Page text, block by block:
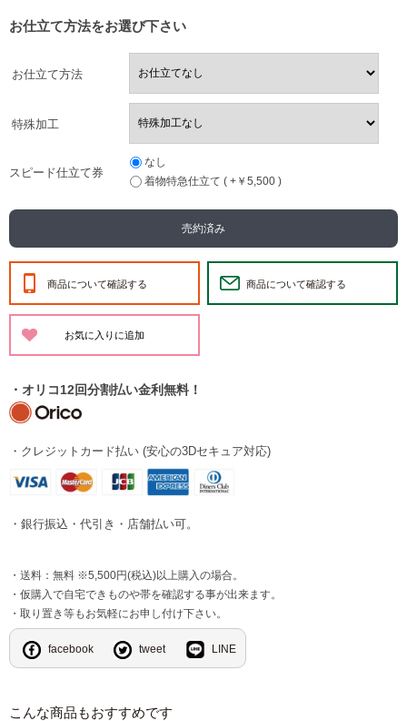
お仕立て方法をお選び下さい
お仕立て方法
特殊加工
スピード仕立て券
なし
着物特急仕立て ( +￥5,500 )
売約済み
商品について確認する 商品について確認する
・オリコ12回分割払い金利無料！
・クレジットカード払い (安心の3Dセキュア対応)
・銀行振込・代引き・店舗払い可。
・送料：無料 ※5,500円(税込)以上購入の場合。
・仮購入で自宅できものや帯を確認する事が出来ます。
・取り置き等もお気軽にお申し付け下さい。
facebook tweet LINE
こんな商品もおすすめです